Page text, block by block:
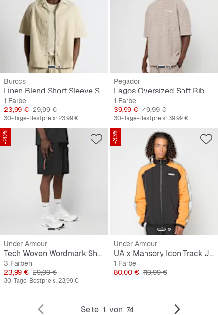
Burocs
Linen Blend Short Sleeve Shirt
1 Farbe
Preis
23,99 € Originalpreis
29,99 €
30-Tage-Bestpreis:23,99 €
Pegador
Lagos Oversized Soft Rib Tee
1 Farbe
Preis
39,99 € Originalpreis
49,99 €
30-Tage-Bestpreis:39,99 €
-20%
Under Armour
Tech Woven Wordmark Short
3 Farben
Preis
23,99 € Originalpreis
29,99 €
30-Tage-Bestpreis:23,99 €
-33%
Under Armour
UA x Mansory Icon Track Jacket
1 Farbe
Preis
80,00 € Originalpreis
119,99 €
Seite 1 von 74